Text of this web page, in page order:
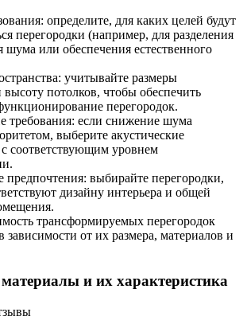
определите, для каких целей будут
перегородки (например, для разделения
шума или обеспечения естественного
учитывайте размеры
потолков, чтобы обеспечить
перегородок.
требования: если снижение шума
выберите акустические
соответствующим уровнем
предпочтения: выбирайте перегородки,
дизайну интерьера и общей
трансформируемых перегородок
зависимости от их размера, материалов и
и их характеристика